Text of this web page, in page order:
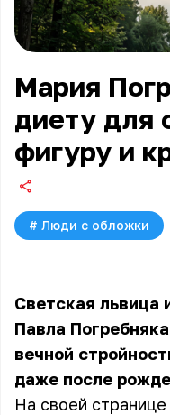
Мария
диету для
фигуру и
# Люди с обложки
Светская львица
Павла
вечной
даже после
На своей